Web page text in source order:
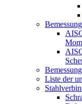
Liste der